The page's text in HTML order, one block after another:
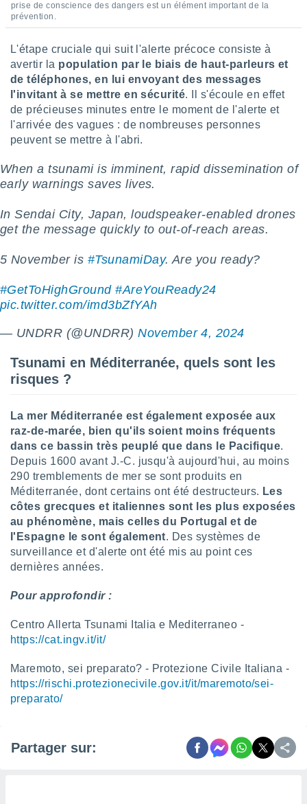
prise de conscience des dangers est un élément important de la
prévention.
L'étape cruciale qui suit l'alerte précoce consiste à
avertir la population par le biais de haut-parleurs et
de téléphones, en lui envoyant des messages
l'invitant à se mettre en sécurité. Il s'écoule en effet
de précieuses minutes entre le moment de l'alerte et
l'arrivée des vagues : de nombreuses personnes
peuvent se mettre à l'abri.
When a tsunami is imminent, rapid dissemination of
early warnings saves lives.
In Sendai City, Japan, loudspeaker-enabled drones
get the message quickly to out-of-reach areas.
5 November is #TsunamiDay. Are you ready?
#GetToHighGround #AreYouReady24
pic.twitter.com/imd3bZfYAh
— UNDRR (@UNDRR)November 4, 2024
Tsunami en Méditerranée, quels sont les
risques ?
La mer Méditerranée est également exposée aux
raz-de-marée, bien qu'ils soient moins fréquents
dans ce bassin très peuplé que dans le Pacifique.
Depuis 1600 avant J.-C. jusqu'à aujourd'hui, au moins
290 tremblements de mer se sont produits en
Méditerranée, dont certains ont été destructeurs. Les
côtes grecques et italiennes sont les plus exposées
au phénomène, mais celles du Portugal et de
l'Espagne le sont également. Des systèmes de
surveillance et d'alerte ont été mis au point ces
dernières années.
Pour approfondir :
Centro Allerta Tsunami Italia e Mediterraneo -
https://cat.ingv.it/it/
Maremoto, sei preparato? - Protezione Civile Italiana -
https://rischi.protezionecivile.gov.it/it/maremoto/sei-
preparato/
Partager sur: